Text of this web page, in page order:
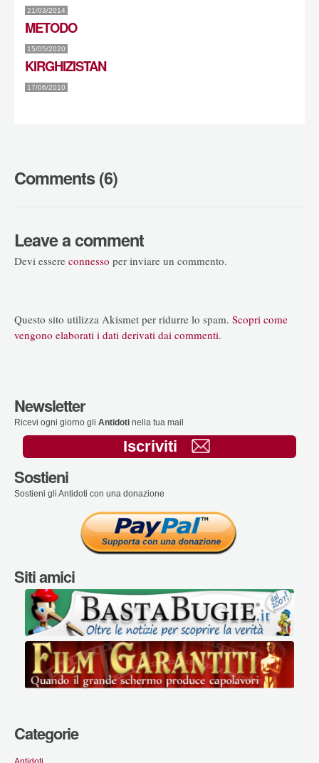
21/03/2014
METODO
15/05/2020
KIRGHIZISTAN
17/06/2010
Comments (6)
Leave a comment
Devi essere connesso per inviare un commento.
Questo sito utilizza Akismet per ridurre lo spam. Scopri come
vengono elaborati i dati derivati dai commenti.
Newsletter
Ricevi ogni giorno gli Antidoti nella tua mail
Iscriviti
Sostieni
Sostieni gli Antidoti con una donazione
Siti amici
Categorie
Antidoti